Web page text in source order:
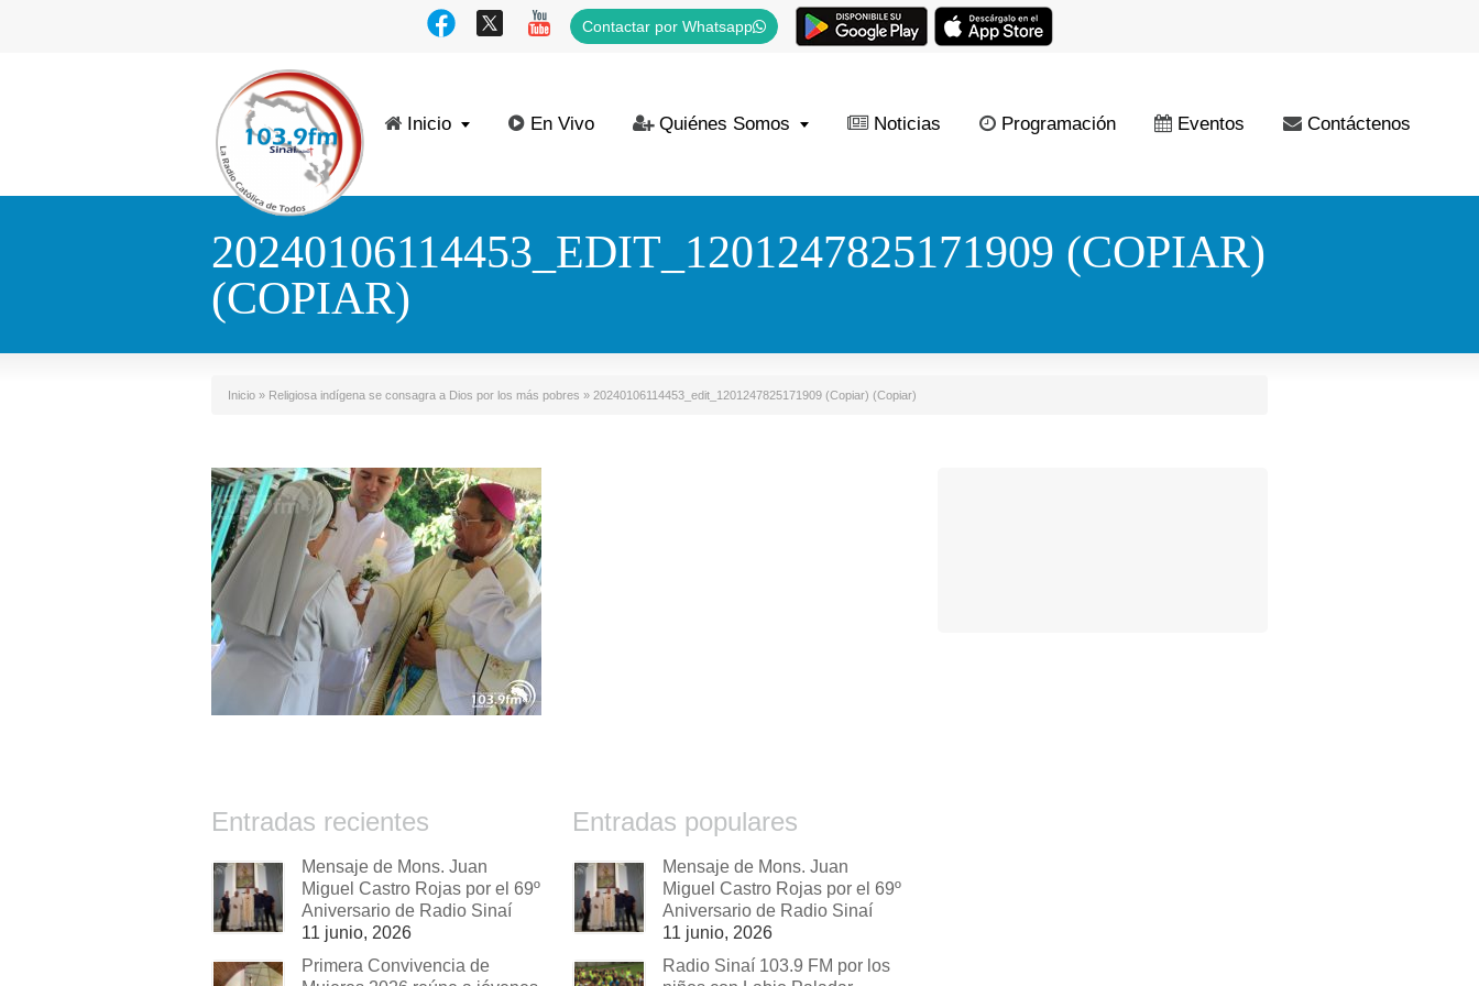
Contactar por Whatsapp
Inicio En Vivo Quiénes Somos Noticias Programación Eventos Contáctenos
20240106114453_EDIT_1201247825171909 (COPIAR)
(COPIAR)
Inicio » Religiosa indígena se consagra a Dios por los más pobres » 20240106114453_edit_1201247825171909 (Copiar) (Copiar)
Entradas recientes
Mensaje de Mons. Juan
Miguel Castro Rojas por el 69º
Aniversario de Radio Sinaí
11 junio, 2026
Primera Convivencia de
Entradas populares
Mensaje de Mons. Juan
Miguel Castro Rojas por el 69º
Aniversario de Radio Sinaí
11 junio, 2026
Radio Sinaí 103.9 FM por los